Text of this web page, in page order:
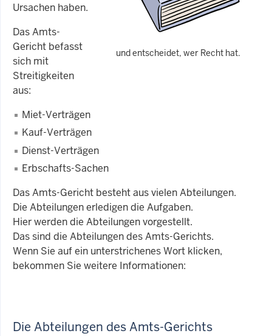
und entscheidet, wer Recht hat.
Ursachen haben.
Das Amts-
Gericht befasst
sich mit
Streitigkeiten
aus:
Miet-Verträgen
Kauf-Verträgen
Dienst-Verträgen
Erbschafts-Sachen
Das Amts-Gericht besteht aus vielen Abteilungen.
Die Abteilungen erledigen die Aufgaben.
Hier werden die Abteilungen vorgestellt.
Das sind die Abteilungen des Amts-Gerichts.
Wenn Sie auf ein unterstrichenes Wort klicken,
bekommen Sie weitere Informationen:
Die Abteilungen des Amts-Gerichts